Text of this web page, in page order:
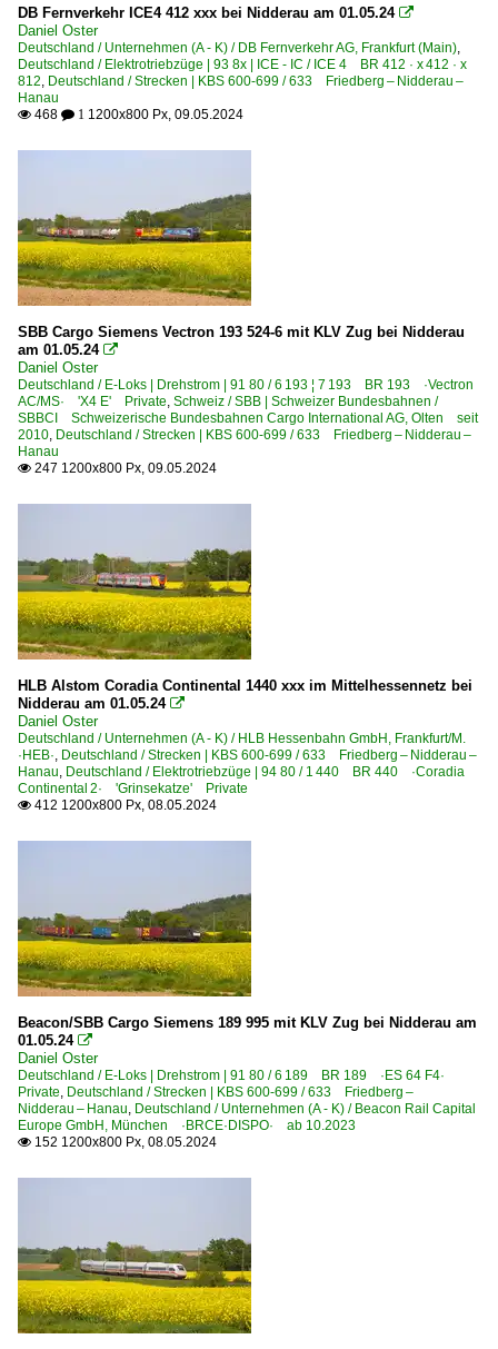
DB Fernverkehr ICE4 412 xxx bei Nidderau am 01.05.24 
Daniel Oster
Deutschland / Unternehmen (A - K) / DB Fernverkehr AG, Frankfurt (Main),
Deutschland / Elektrotriebzüge | 93 8x | ICE - IC / ICE 4 BR 412 · x 412 · x
812, Deutschland / Strecken | KBS 600-699 / 633 Friedberg – Nidderau –
Hanau
 468  1 1200x800 Px, 09.05.2024
SBB Cargo Siemens Vectron 193 524-6 mit KLV Zug bei Nidderau
am 01.05.24 
Daniel Oster
Deutschland / E-Loks | Drehstrom | 91 80 / 6 193 ¦ 7 193 BR 193 ·Vectron
AC/MS· 'X4 E' Private, Schweiz / SBB | Schweizer Bundesbahnen /
SBBCI Schweizerische Bundesbahnen Cargo International AG, Olten seit
2010, Deutschland / Strecken | KBS 600-699 / 633 Friedberg – Nidderau –
Hanau
 247 1200x800 Px, 09.05.2024
HLB Alstom Coradia Continental 1440 xxx im Mittelhessennetz bei
Nidderau am 01.05.24 
Daniel Oster
Deutschland / Unternehmen (A - K) / HLB Hessenbahn GmbH, Frankfurt/M.
·HEB·, Deutschland / Strecken | KBS 600-699 / 633 Friedberg – Nidderau –
Hanau, Deutschland / Elektrotriebzüge | 94 80 / 1 440 BR 440 ·Coradia
Continental 2· 'Grinsekatze' Private
 412 1200x800 Px, 08.05.2024
Beacon/SBB Cargo Siemens 189 995 mit KLV Zug bei Nidderau am
01.05.24 
Daniel Oster
Deutschland / E-Loks | Drehstrom | 91 80 / 6 189 BR 189 ·ES 64 F4·
Private, Deutschland / Strecken | KBS 600-699 / 633 Friedberg –
Nidderau – Hanau, Deutschland / Unternehmen (A - K) / Beacon Rail Capital
Europe GmbH, München ·BRCE·DISPO· ab 10.2023
 152 1200x800 Px, 08.05.2024